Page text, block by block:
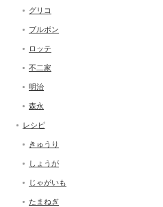
グリコ
ブルボン
ロッテ
不二家
明治
森永
レシピ
きゅうり
しょうが
じゃがいも
たまねぎ